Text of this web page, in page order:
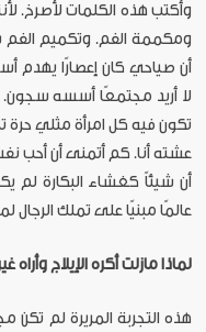
وأكتب هذه الكلمات لأصرخ.
ومكممة الفم. وتكميم
أن صياحي كان إعصارًا يهدم
لا أريد مجتمعًا أسسه سجون.
تكون فيه كل امرأة مثلي حرة
عشته أنا. كم أتمنى أن أحب
أن شيئاً كغشاء البكارة لم
عالمًا مبنيًا على تملك الرجال
لماذا مازلت أكره الإيلاج وأراه
هذه التجربة المريرة لم تكن